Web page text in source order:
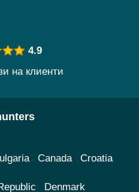
4.9
на клиенти
Canada Croatia
Denmark